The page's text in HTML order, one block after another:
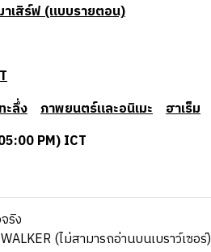
เสิร์ฟ (แบบรายตอน)
ะลึ่ง ภาพยนตร์และอนิเมะ ฮาเร็ม
PM) ICT
ริง
(ไม่สามารถอ่านบนเบราว์เซอร์)